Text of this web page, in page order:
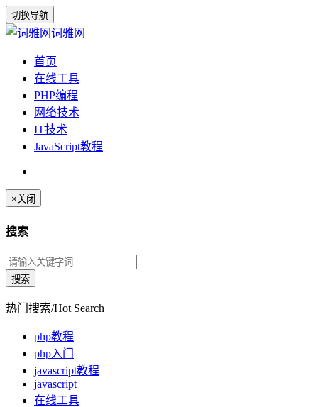
切换导航
词雅网
首页
在线工具
PHP编程
网络技术
IT技术
JavaScript教程
×关闭
搜索
热门搜索/Hot Search
php教程
php入门
javascript教程
javascript
在线工具